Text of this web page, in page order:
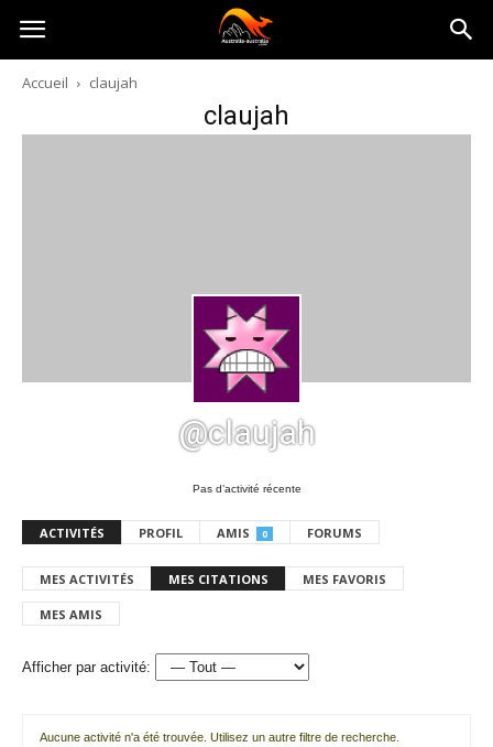
Australia-
australie.com
Accueil claujah
claujah
@claujah
Pas d’activité récente
ACTIVITÉS PROFIL AMIS 0 FORUMS
MES ACTIVITÉS MES CITATIONS MES FAVORIS
MES AMIS
Afficher par activité:
Aucune activité n'a été trouvée. Utilisez un autre filtre de recherche.